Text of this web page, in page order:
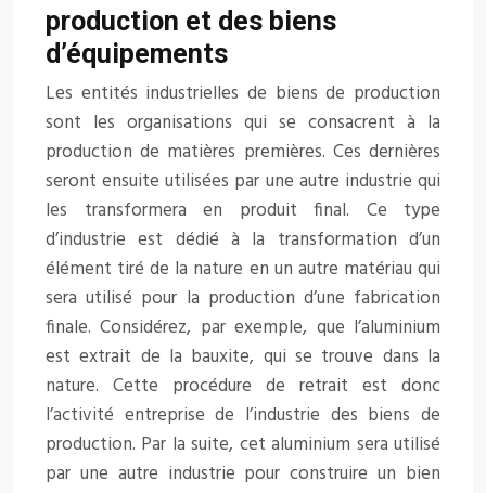
production et des biens
d’équipements
Les entités industrielles de biens de production
sont les organisations qui se consacrent à la
production de matières premières. Ces dernières
seront ensuite utilisées par une autre industrie qui
les transformera en produit final. Ce type
d’industrie est dédié à la transformation d’un
élément tiré de la nature en un autre matériau qui
sera utilisé pour la production d’une fabrication
finale. Considérez, par exemple, que l’aluminium
est extrait de la bauxite, qui se trouve dans la
nature. Cette procédure de retrait est donc
l’activité entreprise de l’industrie des biens de
production. Par la suite, cet aluminium sera utilisé
par une autre industrie pour construire un bien